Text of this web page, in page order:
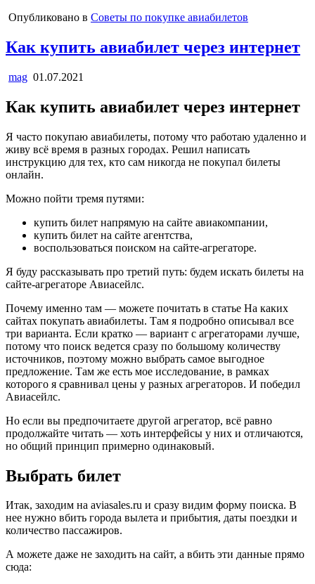
Опубликовано в Советы по покупке авиабилетов
Как купить авиабилет через интернет
mag 01.07.2021
Как купить авиабилет через интернет
Я часто покупаю авиабилеты, потому что работаю удаленно и
живу всё время в разных городах. Решил написать
инструкцию для тех, кто сам никогда не покупал билеты
онлайн.
Можно пойти тремя путями:
купить билет напрямую на сайте авиакомпании,
купить билет на сайте агентства,
воспользоваться поиском на сайте-агрегаторе.
Я буду рассказывать про третий путь: будем искать билеты на
сайте-агрегаторе Авиасейлс.
Почему именно там — можете почитать в статье На каких
сайтах покупать авиабилеты. Там я подробно описывал все
три варианта. Если кратко — вариант с агрегаторами лучше,
потому что поиск ведется сразу по большому количеству
источников, поэтому можно выбрать самое выгодное
предложение. Там же есть мое исследование, в рамках
которого я сравнивал цены у разных агрегаторов. И победил
Авиасейлс.
Но если вы предпочитаете другой агрегатор, всё равно
продолжайте читать — хоть интерфейсы у них и отличаются,
но общий принцип примерно одинаковый.
Выбрать билет
Итак, заходим на aviasales.ru и сразу видим форму поиска. В
нее нужно вбить города вылета и прибытия, даты поездки и
количество пассажиров.
А можете даже не заходить на сайт, а вбить эти данные прямо
сюда: